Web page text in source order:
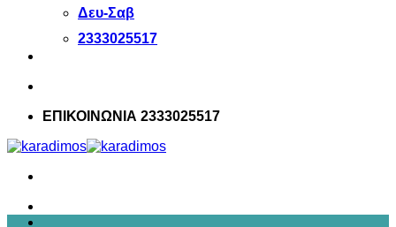
Δευ-Σαβ
2333025517
ΕΠΙΚΟΙΝΩΝΙΑ 2333025517